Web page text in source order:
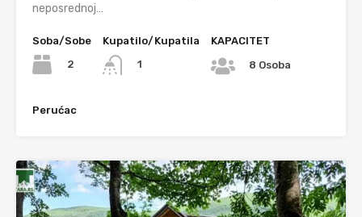
neposrednoj…
Soba/Sobe
2
Kupatilo/Kupatila
1
KAPACITET
8 Osoba
Perućac